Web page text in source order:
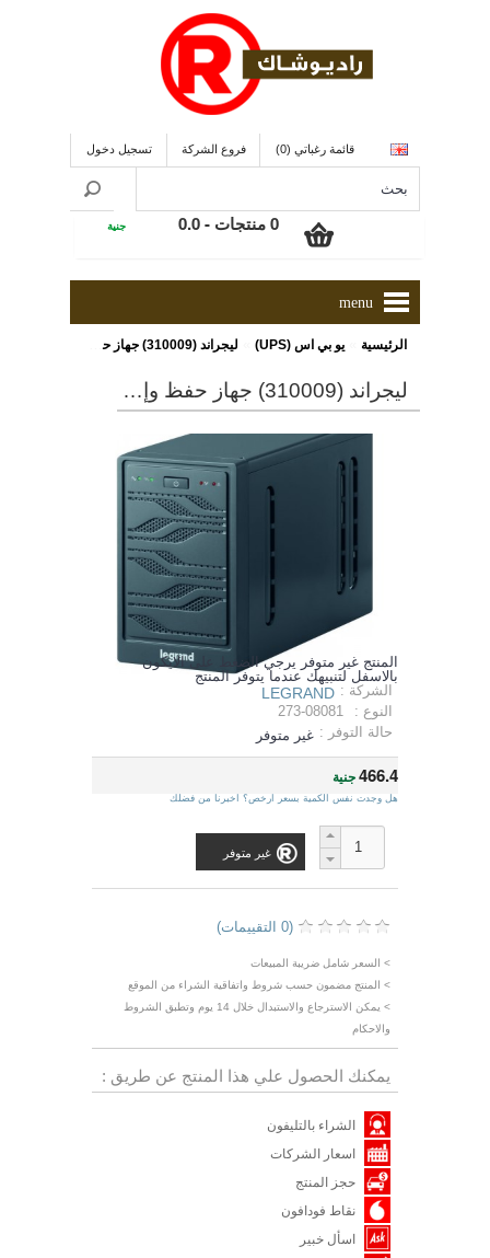
قائمة رغباتي (0) فروع الشركة تسجيل دخول
0 منتجات - 0.0 جنية
menu
الرئيسية يو بي اس (UPS) ليجراند (310009) جهاز حفظ وإحتياطى للطاقة (يو بى إس) 300 وات/ 600 فولت أمبير
ليجراند (310009) جهاز حفظ وإحتياطى للطاقة (يو بى إس) 300 وات/ 600 فولت أمبير
المنتج غير متوفر يرجي الضغط على الايكون
بالاسفل لتنبيهك عندما يتوفر المنتج
الشركة : LEGRAND
النوع :
273-08081
حالة التوفر : غير متوفر
466.4جنية
هل وجدت نفس الكمية بسعر ارخص؟ اخبرنا من فضلك
غير متوفر
(0 التقييمات)
> السعر شامل ضريبة المبيعات
> المنتج مضمون حسب شروط واتفاقية الشراء من الموقع
> يمكن الاسترجاع والاستبدال خلال 14 يوم وتطبق الشروط
والاحكام
يمكنك الحصول علي هذا المنتج عن طريق :
الشراء بالتليفون
اسعار الشركات
حجز المنتج
نقاط فودافون
اسأل خبير